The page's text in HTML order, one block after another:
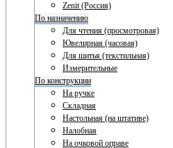
Zenit (Россия)
По назначению
Для чтения (просмотровая)
Ювелирная (часовая)
Для шитья (текстильная)
Измерительные
По конструкции
На ручке
Складная
Настольная (на штативе)
Налобная
На очковой оправе